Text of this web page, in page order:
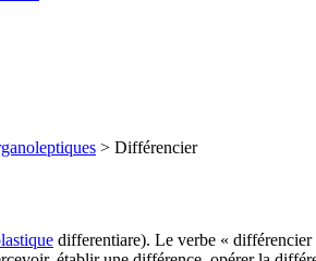
> Différencier
differentiare). Le verbe «